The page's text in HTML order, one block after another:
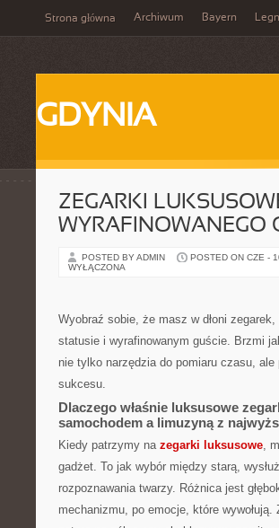
Strona główna Archiwum Bayern
GDYNIA
ZEGARKI
WYRAFINOWANEGO
POSTED BY ADMIN POSTED ON CZE -
WYŁĄCZONA
Wyobraź sobie, że masz w dłoni
statusie i wyrafinowanym guście. Brzmi
nie tylko narzędzia do pomiaru czasu,
sukcesu.
Dlaczego właśnie luksusowe
samochodem a limuzyną z
Kiedy patrzymy na zegarki luksusowe,
gadżet. To jak wybór między starą,
rozpoznawania twarzy. Różnica jest
mechanizmu, po emocje, które